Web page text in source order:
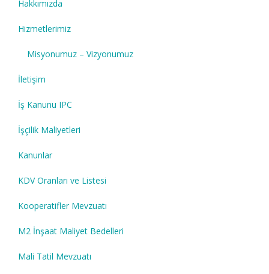
Hakkımızda
Hizmetlerimiz
Misyonumuz – Vizyonumuz
İletişim
İş Kanunu IPC
İşçilik Maliyetleri
Kanunlar
KDV Oranları ve Listesi
Kooperatifler Mevzuatı
M2 İnşaat Maliyet Bedelleri
Mali Tatil Mevzuatı